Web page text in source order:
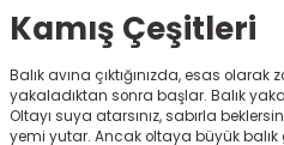
Kamış Çeşitleri
Balık avına çıktığınızda, esas olarak
yakaladıktan sonra başlar. Balık
Oltayı suya atarsınız, sabırla
yemi yutar. Ancak oltaya büyük